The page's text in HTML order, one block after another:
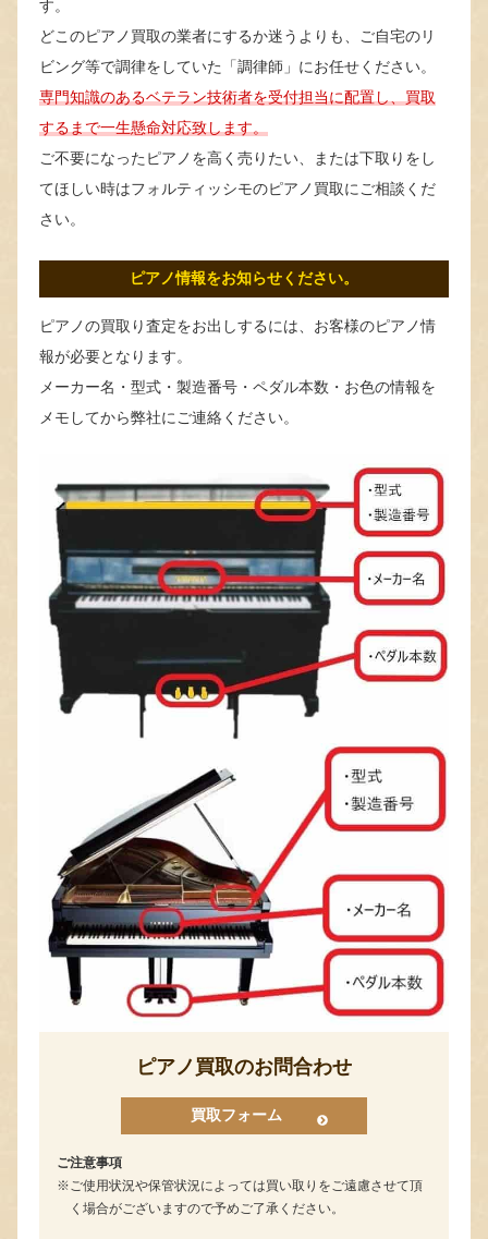
す。
どこのピアノ買取の業者にするか迷うよりも、ご自宅のリ
ビング等で調律をしていた「調律師」にお任せください。
専門知識のあるベテラン技術者を受付担当に配置し、買取
するまで一生懸命対応致します。
ご不要になったピアノを高く売りたい、または下取りをし
てほしい時はフォルティッシモのピアノ買取にご相談くだ
さい。
ピアノ情報をお知らせください。
ピアノの買取り査定をお出しするには、お客様のピアノ情
報が必要となります。
メーカー名・型式・製造番号・ペダル本数・お色の情報を
メモしてから弊社にご連絡ください。
ピアノ買取のお問合わせ
買取フォーム
ご注意事項
ご使用状況や保管状況によっては買い取りをご遠慮させて頂
く場合がございますので予めご了承ください。